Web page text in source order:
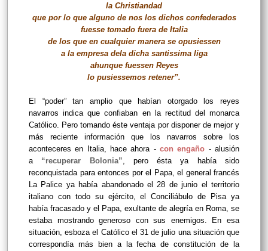
la Christiandad
que por lo que alguno de nos los dichos confederados
fuesse tomado fuera de Italia
de los que en cualquier manera se opusiessen
a la empresa dela dicha santissima liga
ahunque fuessen Reyes
lo pusiessemos retener”.
El “poder” tan amplio que habían otorgado los reyes
navarros indica que confiaban en la rectitud del monarca
Católico. Pero tomando éste ventaja por disponer de mejor y
más reciente información que los navarros sobre los
aconteceres en Italia, hace ahora - con engaño - alusión
a “recuperar Bolonia” , pero ésta ya había sido
reconquistada para entonces por el Papa, el general francés
La Palice ya había abandonado el 28 de junio el territorio
italiano con todo su ejército, el Conciliábulo de Pisa ya
había fracasado y el Papa, exultante de alegría en Roma, se
estaba mostrando generoso con sus enemigos. En esa
situación, esboza el Católico el 31 de julio una situación que
correspondía más bien a la fecha de constitución de la